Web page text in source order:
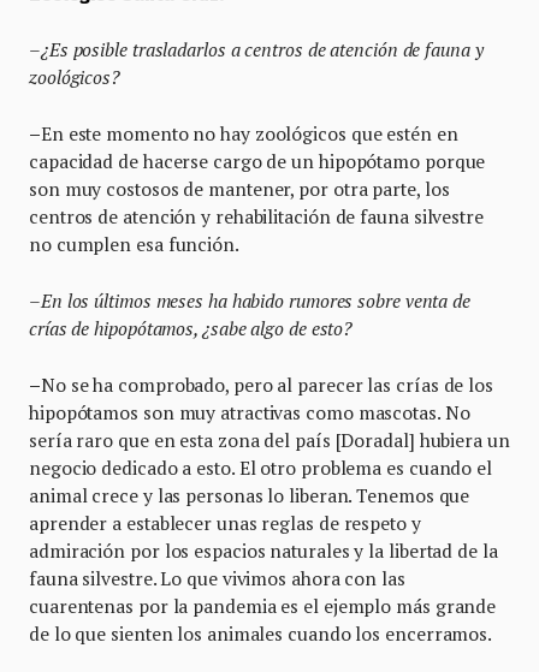
–¿Es posible trasladarlos a centros de atención de fauna y
zoológicos?
–En este momento no hay zoológicos que estén en
capacidad de hacerse cargo de un hipopótamo porque
son muy costosos de mantener, por otra parte, los
centros de atención y rehabilitación de fauna silvestre
no cumplen esa función.
–En los últimos meses ha habido rumores sobre venta de
crías de hipopótamos, ¿sabe algo de esto?
–No se ha comprobado, pero al parecer las crías de los
hipopótamos son muy atractivas como mascotas. No
sería raro que en esta zona del país [Doradal] hubiera un
negocio dedicado a esto. El otro problema es cuando el
animal crece y las personas lo liberan. Tenemos que
aprender a establecer unas reglas de respeto y
admiración por los espacios naturales y la libertad de la
fauna silvestre. Lo que vivimos ahora con las
cuarentenas por la pandemia es el ejemplo más grande
de lo que sienten los animales cuando los encerramos.